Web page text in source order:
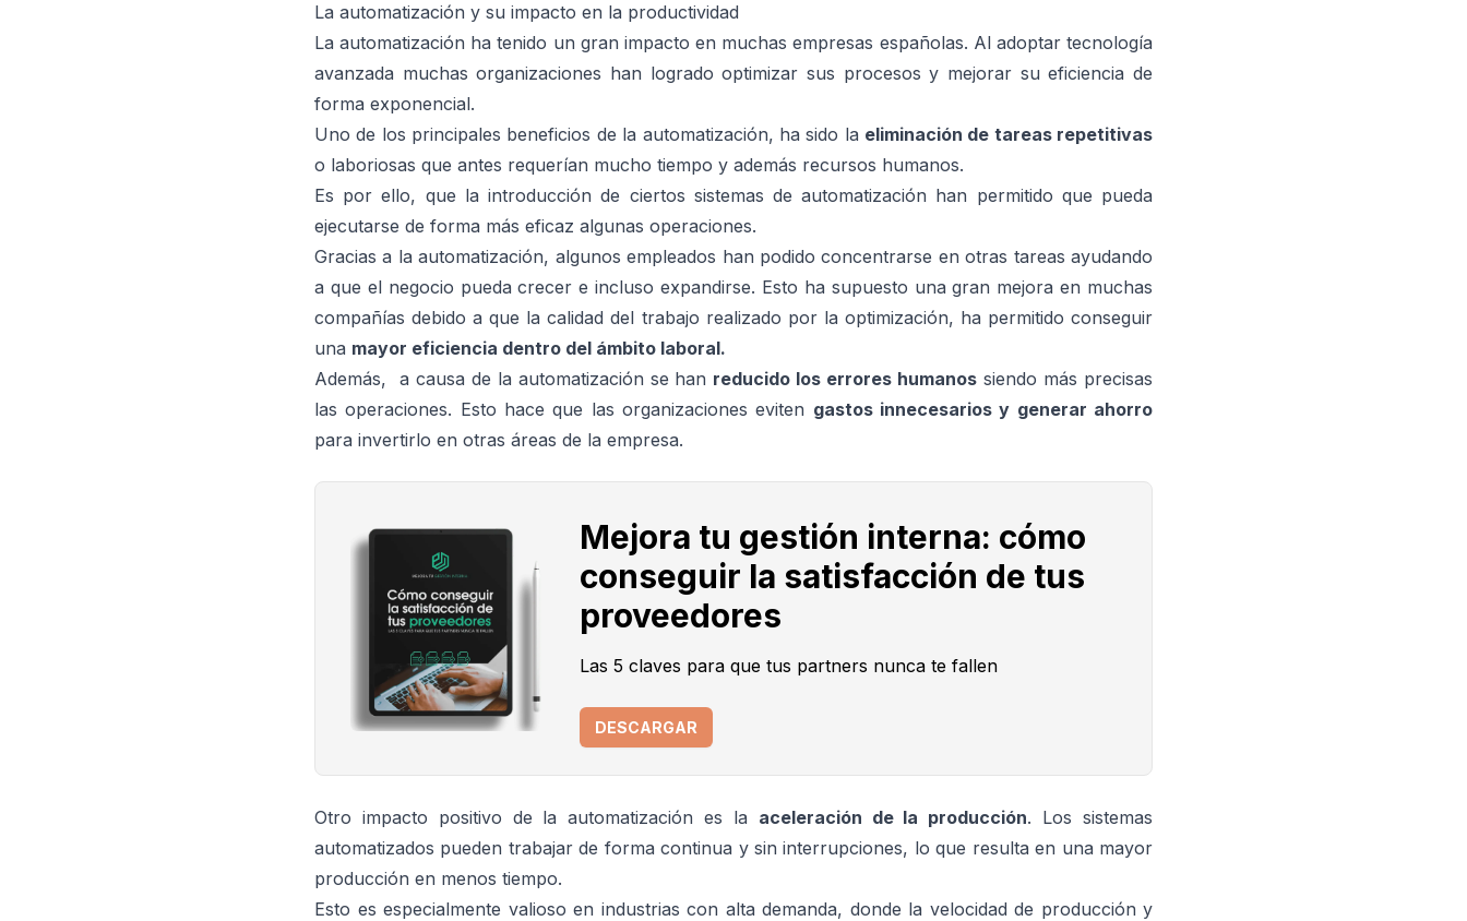
La automatización y su impacto en la productividad
La automatización ha tenido un gran impacto en muchas empresas españolas. Al adoptar tecnología
avanzada muchas organizaciones han logrado optimizar sus procesos y mejorar su eficiencia de
forma exponencial.
Uno de los principales beneficios de la automatización, ha sido la eliminación de tareas repetitivas
o laboriosas que antes requerían mucho tiempo y además recursos humanos.
Es por ello, que la introducción de ciertos sistemas de automatización han permitido que pueda
ejecutarse de forma más eficaz algunas operaciones.
Gracias a la automatización, algunos empleados han podido concentrarse en otras tareas ayudando
a que el negocio pueda crecer e incluso expandirse. Esto ha supuesto una gran mejora en muchas
compañías debido a que la calidad del trabajo realizado por la optimización, ha permitido conseguir
una mayor eficiencia dentro del ámbito laboral.
Además, a causa de la automatización se han reducido los errores humanos siendo más precisas
las operaciones. Esto hace que las organizaciones eviten gastos innecesarios y generar ahorro
para invertirlo en otras áreas de la empresa.
Mejora tu gestión interna: cómo
conseguir la satisfacción de tus
proveedores
Las 5 claves para que tus partners nunca te fallen
DESCARGAR
Otro impacto positivo de la automatización es la aceleración de la producción. Los sistemas
automatizados pueden trabajar de forma continua y sin interrupciones, lo que resulta en una mayor
producción en menos tiempo.
Esto es especialmente valioso en industrias con alta demanda, donde la velocidad de producción y